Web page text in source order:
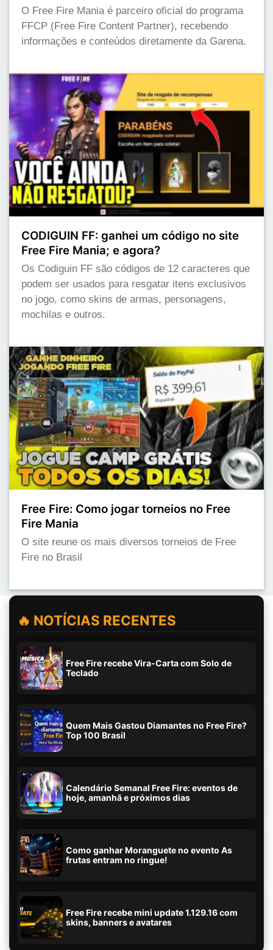
O Free Fire Mania é parceiro oficial do programa
FFCP (Free Fire Content Partner), recebendo
informações e conteúdos diretamente da Garena.
CODIGUIN FF: ganhei um código no site
Free Fire Mania; e agora?
Os Codiguin FF são códigos de 12 caracteres que
podem ser usados para resgatar itens exclusivos
no jogo, como skins de armas, personagens,
mochilas e outros.
Free Fire: Como jogar torneios no Free
Fire Mania
O site reune os mais diversos torneios de Free
Fire no Brasil
🔥 NOTÍCIAS RECENTES
Free Fire recebe Vira-Carta com Solo de
Teclado
Quem Mais Gastou Diamantes no Free Fire?
Top 100 Brasil
Calendário Semanal Free Fire: eventos de
hoje, amanhã e próximos dias
Como ganhar Moranguete no evento As
frutas entram no ringue!
Free Fire recebe mini update 1.129.16 com
skins, banners e avatares